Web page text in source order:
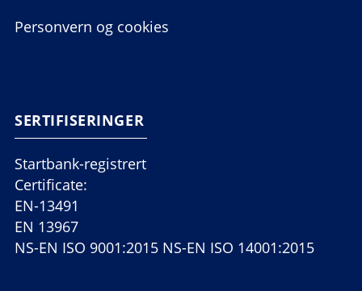
Personvern og cookies
SERTIFISERINGER
Startbank-registrert
Certificate:
EN-13491
EN 13967
NS-EN ISO 9001:2015 NS-EN ISO 14001:2015